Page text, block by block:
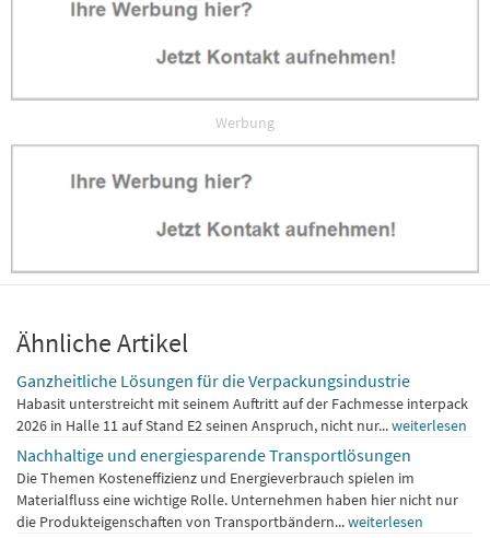
Werbung
Ähnliche Artikel
Ganzheitliche Lösungen für die Verpackungsindustrie
Habasit unterstreicht mit seinem Auftritt auf der Fachmesse interpack
2026 in Halle 11 auf Stand E2 seinen Anspruch, nicht nur...weiterlesen
Nachhaltige und energiesparende Transportlösungen
Die Themen Kosteneffizienz und Energieverbrauch spielen im
Materialfluss eine wichtige Rolle. Unternehmen haben hier nicht nur
die Produkteigenschaften von Transportbändern...weiterlesen